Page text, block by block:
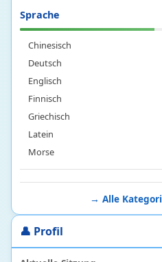
Sprache
Chinesisch
Deutsch
Englisch
Finnisch
Griechisch
Latein
Morse
Bau- und Konstruktionstechnik
→ Alle
👤 Profil